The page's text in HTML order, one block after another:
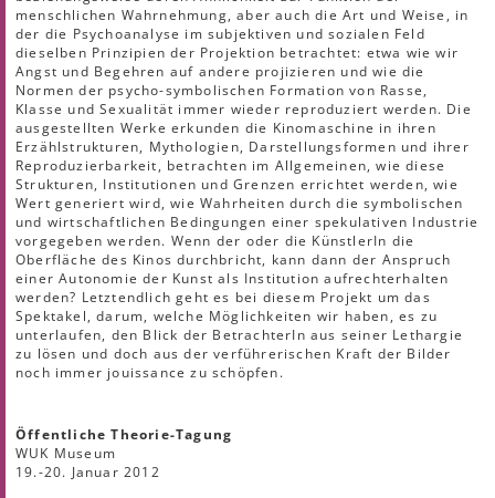
menschlichen Wahrnehmung, aber auch die Art und Weise, in
der die Psychoanalyse im subjektiven und sozialen Feld
dieselben Prinzipien der Projektion betrachtet: etwa wie wir
Angst und Begehren auf andere projizieren und wie die
Normen der psycho-symbolischen Formation von Rasse,
Klasse und Sexualität immer wieder reproduziert werden. Die
ausgestellten Werke erkunden die Kinomaschine in ihren
Erzählstrukturen, Mythologien, Darstellungsformen und ihrer
Reproduzierbarkeit, betrachten im Allgemeinen, wie diese
Strukturen, Institutionen und Grenzen errichtet werden, wie
Wert generiert wird, wie Wahrheiten durch die symbolischen
und wirtschaftlichen Bedingungen einer spekulativen Industrie
vorgegeben werden. Wenn der oder die KünstlerIn die
Oberfläche des Kinos durchbricht, kann dann der Anspruch
einer Autonomie der Kunst als Institution aufrechterhalten
werden? Letztendlich geht es bei diesem Projekt um das
Spektakel, darum, welche Möglichkeiten wir haben, es zu
unterlaufen, den Blick der BetrachterIn aus seiner Lethargie
zu lösen und doch aus der verführerischen Kraft der Bilder
noch immer jouissance zu schöpfen.
Öffentliche Theorie-Tagung
WUK Museum
19.-20. Januar 2012